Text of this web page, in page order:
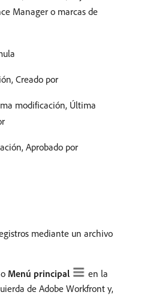
Manager o marcas de
Creado por
modificación, Última
Aprobado por
mediante un archivo
Menú principal
en la
de Adobe Workfront y,